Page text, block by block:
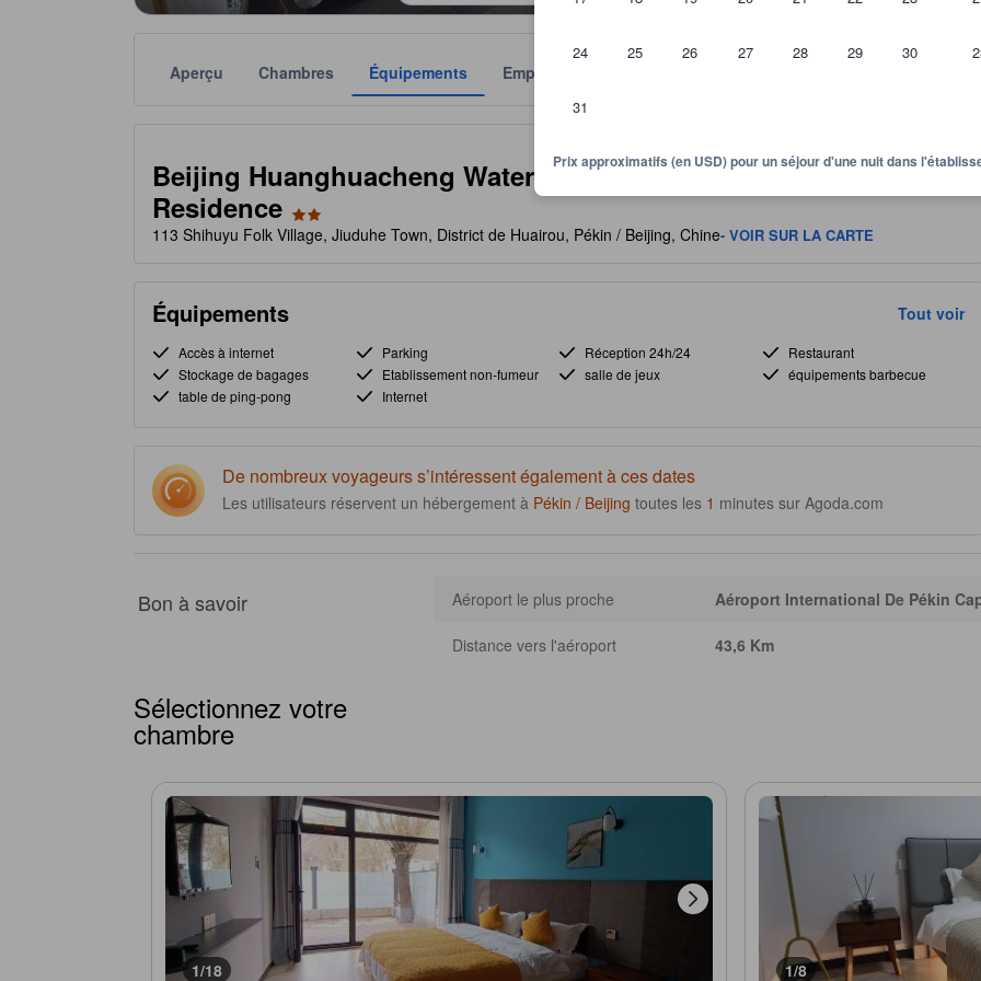
24 25 26 27 28 29 30
31
Prix approximatifs (en USD) pour un séjour d'une nuit dans
Aperçu Chambres Équipements Emplacement
Beijing Huanghuacheng Water Great Wall Ruogu Mountain
Residence
113 Shihuyu Folk Village, Jiuduhe Town, District de Huairou, Pékin / Beijing, Chine- VOIR SUR LA CARTE
Équipements Tout voir
Accès à internet Parking Réception 24h/24
Restaurant
Stockage de bagages
Etablissement non-fumeur salle de jeux
équipements barbecue
table de ping-pong
Internet
De nombreux voyageurs s’intéressent également à ces dates
Les utilisateurs réservent un hébergement à Pékin / Beijing toutes les 1 minutes sur Agoda.com
Bon à savoir Aéroport le plus proche Aéroport International De Pékin
Distance vers l'aéroport 43,6 Km
Sélectionnez votre
chambre
1/18
1/8